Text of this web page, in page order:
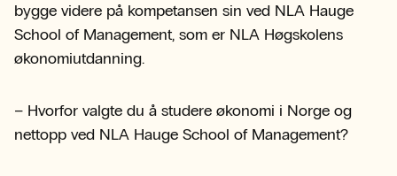
bygge videre på kompetansen sin ved NLA Hauge
School of Management, som er NLA Høgskolens
økonomiutdanning.
– Hvorfor valgte du å studere økonomi i Norge og
nettopp ved NLA Hauge School of Management?